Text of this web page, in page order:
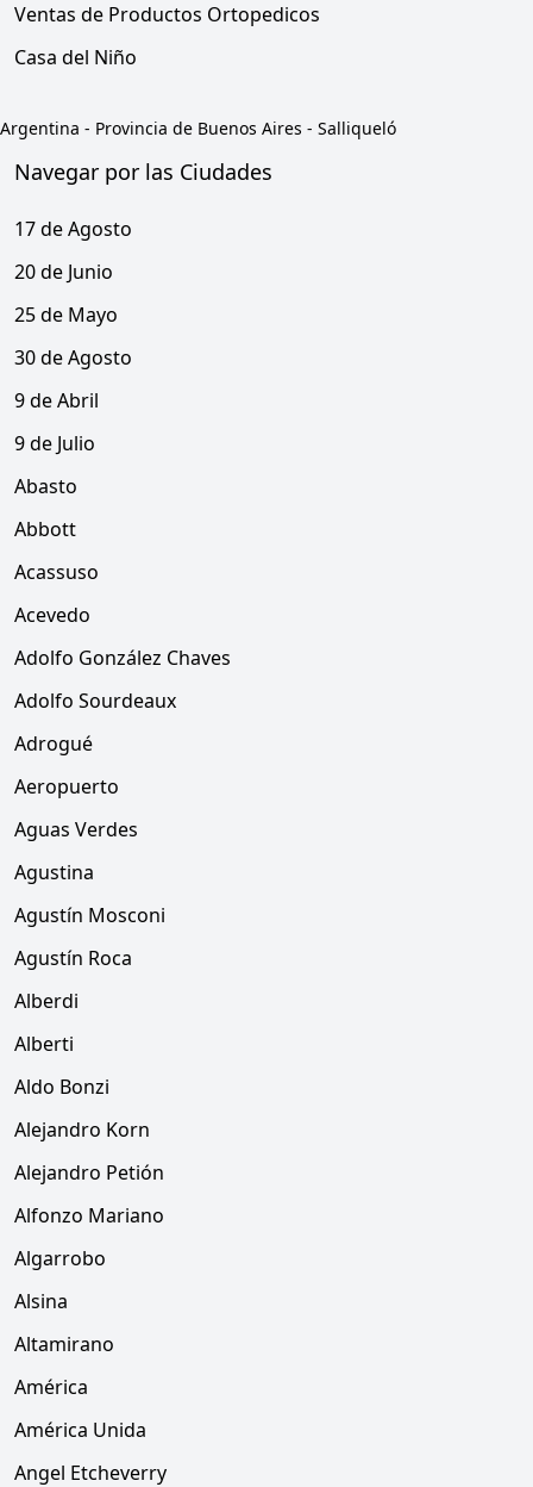
Ventas de Productos Ortopedicos
Casa del Niño
Argentina - Provincia de Buenos Aires - Salliqueló
Navegar por las Ciudades
17 de Agosto
20 de Junio
25 de Mayo
30 de Agosto
9 de Abril
9 de Julio
Abasto
Abbott
Acassuso
Acevedo
Adolfo González Chaves
Adolfo Sourdeaux
Adrogué
Aeropuerto
Aguas Verdes
Agustina
Agustín Mosconi
Agustín Roca
Alberdi
Alberti
Aldo Bonzi
Alejandro Korn
Alejandro Petión
Alfonzo Mariano
Algarrobo
Alsina
Altamirano
América
América Unida
Angel Etcheverry